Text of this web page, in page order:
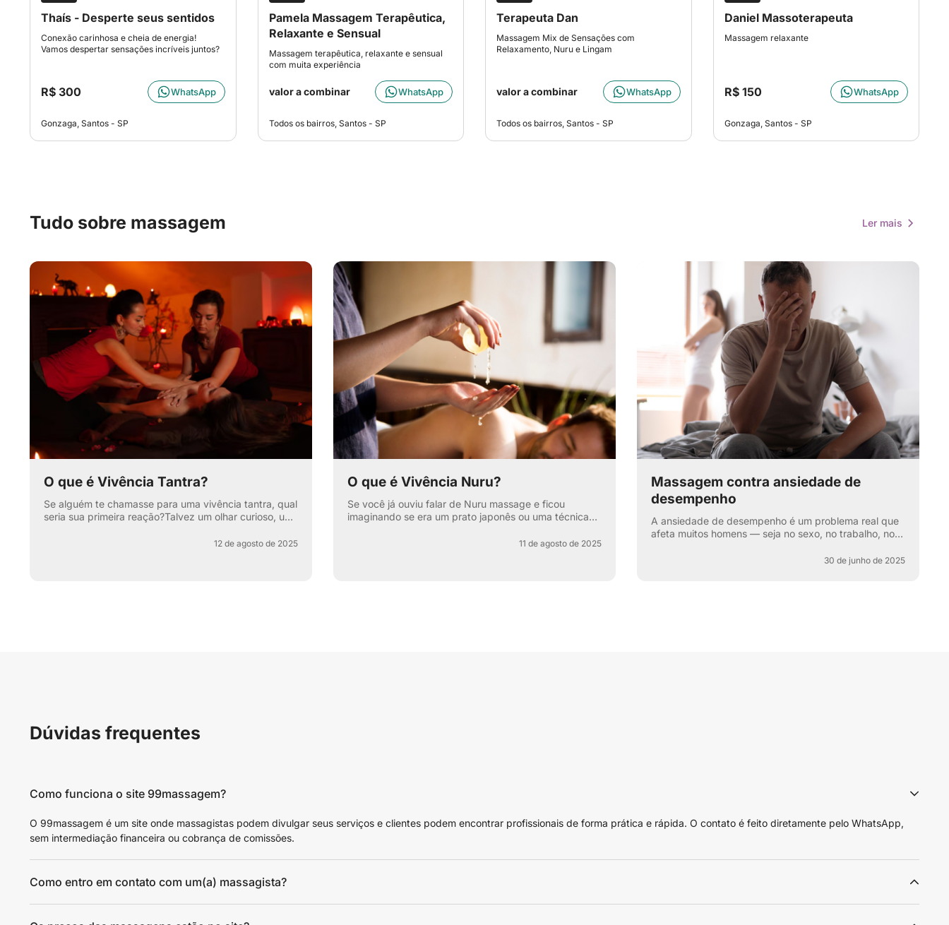
Thaís - Desperte seus sentidos
Conexão carinhosa e cheia de energia!
Vamos despertar sensações incríveis juntos?
R$ 300 WhatsApp
Gonzaga, Santos - SP
Pamela Massagem Terapêutica,
Relaxante e Sensual
Massagem terapêutica, relaxante e sensual
com muita experiência
valor a combinar WhatsApp
Todos os bairros, Santos - SP
Terapeuta Dan
Massagem Mix de Sensações com
Relaxamento, Nuru e Lingam
valor a combinar WhatsApp
Todos os bairros, Santos - SP
Daniel Massoterapeuta
Massagem relaxante
R$ 150 WhatsApp
Gonzaga, Santos - SP
Tudo sobre massagem Ler mais
O que é Vivência Tantra?
Se alguém te chamasse para uma vivência tantra, qual
seria sua primeira reação?Talvez um olhar curioso, um
12 de agosto de 2025
O que é Vivência Nuru?
Se você já ouviu falar de Nuru massage e ficou
imaginando se era um prato japonês ou uma técnica
11 de agosto de 2025
Massagem contra ansiedade de
desempenho
A ansiedade de desempenho é um problema real que
afeta muitos homens — seja no sexo, no trabalho, nos
30 de junho de 2025
Dúvidas frequentes
Como funciona o site 99massagem?
O 99massagem é um site onde massagistas podem divulgar seus serviços e clientes podem encontrar profissionais de forma prática e rápida. O contato é feito diretamente pelo WhatsApp,
sem intermediação financeira ou cobrança de comissões.
Como entro em contato com um(a) massagista?